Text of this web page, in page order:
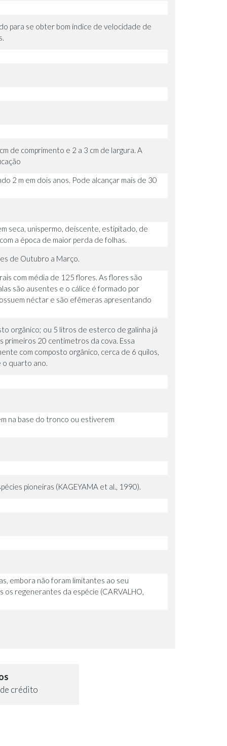
para se obter bom índice de velocidade de
de comprimento e 2 a 3 cm de largura. A
2 m em dois anos. Pode alcançar mais de 30
seca, unispermo, deiscente, estipitado, de
a época de maior perda de folhas.
de Outubro a Março.
com média de 125 flores. As flores são
são ausentes e o cálice é formado por
néctar e são efêmeras apresentando
orgânico; ou 5 litros de esterco de galinha já
20 centímetros da cova. Essa
com composto orgânico, cerca de 6 quilos,
o quarto ano.
na base do tronco ou estiverem
pioneiras (KAGEYAMA et al., 1990).
embora não foram limitantes ao seu
regenerantes da espécie (CARVALHO,
crédito